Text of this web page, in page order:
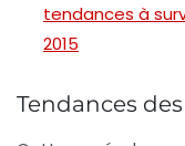
tendances à
2015
Tendances